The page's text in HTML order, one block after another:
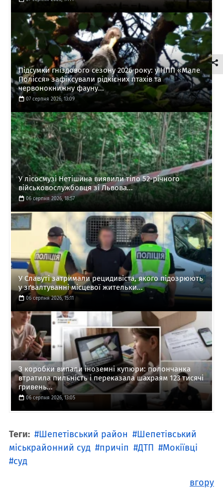
Підсумки гніздового сезону 2026 року: у НПП «Мале
Полісся» зафіксували рідкісних птахів та
червонокнижну фауну...
07 серпня 2026, 13:09
У лісосмузі Нетішина виявили тіло 52-річного
військовослужбовця зі Львова...
06 серпня 2026, 18:57
У Славуті затримали рецидивіста, якого підозрюють
у зґвалтуванні місцевої жительки...
06 серпня 2026, 15:11
З коробки випали іноземні купюри: полончанка
втратила пильність і переказала шахраям 123 тисячі
гривень...
06 серпня 2026, 13:05
Теги: Шепетівський район
Шепетівський
міськрайонний суд
причіп ДТП
Мокіївці
суд
вгору